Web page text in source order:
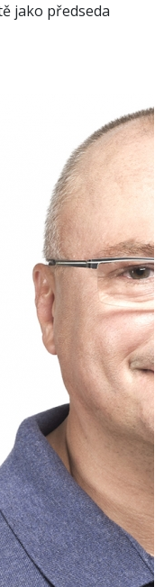
jako předseda